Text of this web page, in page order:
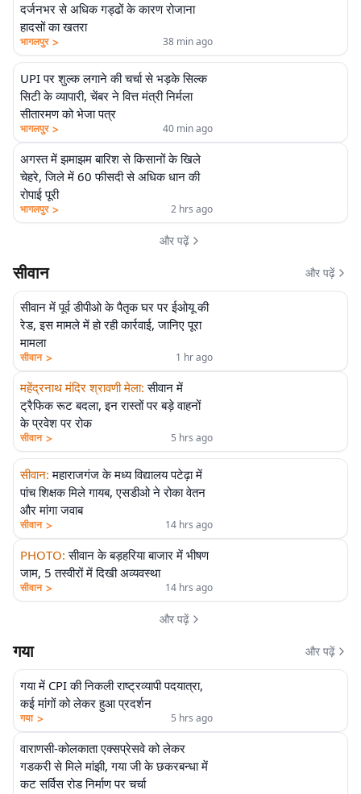
दर्जनभर से अधिक गड्ढों के कारण रोजाना
हादसों का खतरा
भागलपुर > 38 min ago
UPI पर शुल्क लगाने की चर्चा से भड़के सिल्क
सिटी के व्यापारी, चेंबर ने वित्त मंत्री निर्मला
सीतारमण को भेजा पत्र
भागलपुर > 40 min ago
अगस्त में झमाझम बारिश से किसानों के खिले
चेहरे, जिले में 60 फीसदी से अधिक धान की
रोपाई पूरी
भागलपुर > 2 hrs ago
और पढ़ें
सीवान और पढ़ें
सीवान में पूर्व डीपीओ के पैतृक घर पर ईओयू की
रेड, इस मामले में हो रही कार्रवाई, जानिए पूरा
मामला
सीवान > 1 hr ago
महेंद्रनाथ मंदिर श्रावणी मेला: सीवान में
ट्रैफिक रूट बदला, इन रास्तों पर बड़े वाहनों
के प्रवेश पर रोक
सीवान > 5 hrs ago
सीवान: महाराजगंज के मध्य विद्यालय पटेढ़ा में
पांच शिक्षक मिले गायब, एसडीओ ने रोका वेतन
और मांगा जवाब
सीवान > 14 hrs ago
PHOTO: सीवान के बड़हरिया बाजार में भीषण
जाम, 5 तस्वीरों में दिखी अव्यवस्था
सीवान > 14 hrs ago
और पढ़ें
गया और पढ़ें
गया में CPI की निकली राष्ट्रव्यापी पदयात्रा,
कई मांगों को लेकर हुआ प्रदर्शन
गया > 5 hrs ago
वाराणसी-कोलकाता एक्सप्रेसवे को लेकर
गडकरी से मिले मांझी, गया जी के छकरबन्धा में
कट सर्विस रोड निर्माण पर चर्चा